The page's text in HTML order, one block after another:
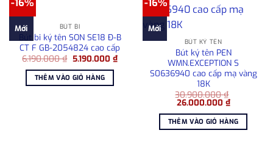
Mới BÚT BI
Bút bi ký tên SON SE18 Đ-B
CT F GB-2054824 cao cấp
6.190.000₫ Giá
là:
6.190.000 ₫.
5.190.000 ₫Giá
hiện
THÊM VÀO GIỎ HÀNG
Mới
BÚT KÝ TÊN
Bút ký tên PEN
WMN.EXCEPTION S
S0636940 cao cấp mạ vàng
18K
30.900.000₫
Giá
là:
30.900.000 ₫.
26.000.000 ₫Giá
hiện
tại
là:
THÊM VÀO GIỎ HÀNG